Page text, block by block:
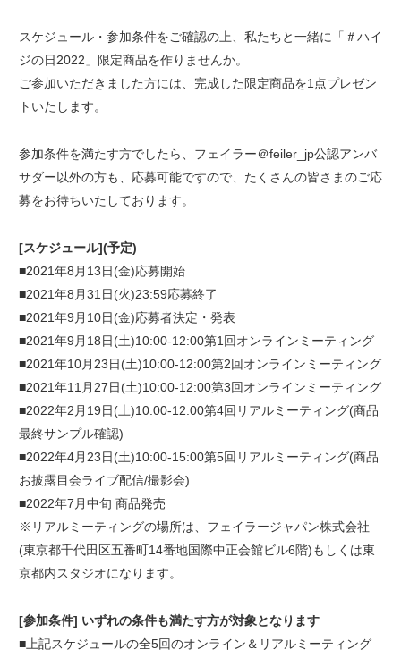
スケジュール・参加条件をご確認の上、私たちと一緒に「＃ハイ
ジの日2022」限定商品を作りませんか。
ご参加いただきました方には、完成した限定商品を1点プレゼン
トいたします。
参加条件を満たす方でしたら、フェイラー＠feiler_jp公認アンバ
サダー以外の方も、応募可能ですので、たくさんの皆さまのご応
募をお待ちいたしております。
[スケジュール](予定)
■2021年8月13日(金)応募開始
■2021年8月31日(火)23:59応募終了
■2021年9月10日(金)応募者決定・発表
■2021年9月18日(土)10:00-12:00第1回オンラインミーティング
■2021年10月23日(土)10:00-12:00第2回オンラインミーティング
■2021年11月27日(土)10:00-12:00第3回オンラインミーティング
■2022年2月19日(土)10:00-12:00第4回リアルミーティング(商品
最終サンプル確認)
■2022年4月23日(土)10:00-15:00第5回リアルミーティング(商品
お披露目会ライブ配信/撮影会)
■2022年7月中旬 商品発売
※リアルミーティングの場所は、フェイラージャパン株式会社
(東京都千代田区五番町14番地国際中正会館ビル6階)もしくは東
京都内スタジオになります。
[参加条件] いずれの条件も満たす方が対象となります
■上記スケジュールの全5回のオンライン＆リアルミーティング